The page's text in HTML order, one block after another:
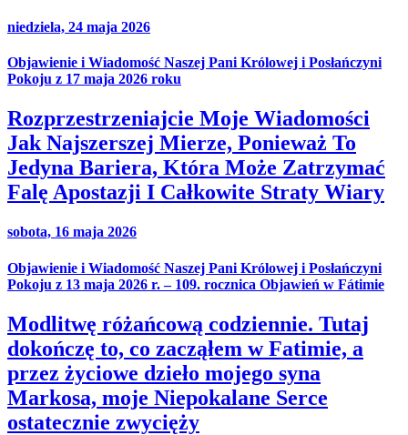
niedziela, 24 maja 2026
Objawienie i Wiadomość Naszej Pani Królowej i Posłańczyni
Pokoju z 17 maja 2026 roku
Rozprzestrzeniajcie Moje Wiadomości
Jak Najszerszej Mierze, Ponieważ To
Jedyna Bariera, Która Może Zatrzymać
Falę Apostazji I Całkowite Straty Wiary
sobota, 16 maja 2026
Objawienie i Wiadomość Naszej Pani Królowej i Posłańczyni
Pokoju z 13 maja 2026 r. – 109. rocznica Objawień w Fátimie
Modlitwę różańcową codziennie. Tutaj
dokończę to, co zacząłem w Fatimie, a
przez życiowe dzieło mojego syna
Markosa, moje Niepokalane Serce
ostatecznie zwycięży